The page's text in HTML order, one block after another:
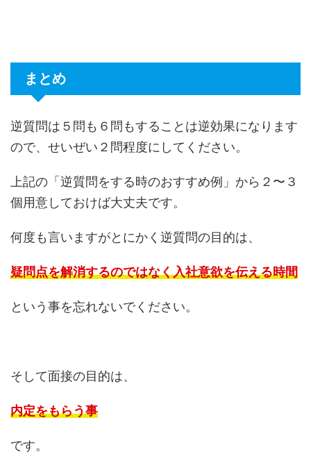
まとめ
逆質問は５問も６問もすることは逆効果になります
ので、せいぜい２問程度にしてください。
上記の「逆質問をする時のおすすめ例」から２〜３
個用意しておけば大丈夫です。
何度も言いますがとにかく逆質問の目的は、
疑問点を解消するのではなく入社意欲を伝える時間
という事を忘れないでください。
そして面接の目的は、
内定をもらう事
です。